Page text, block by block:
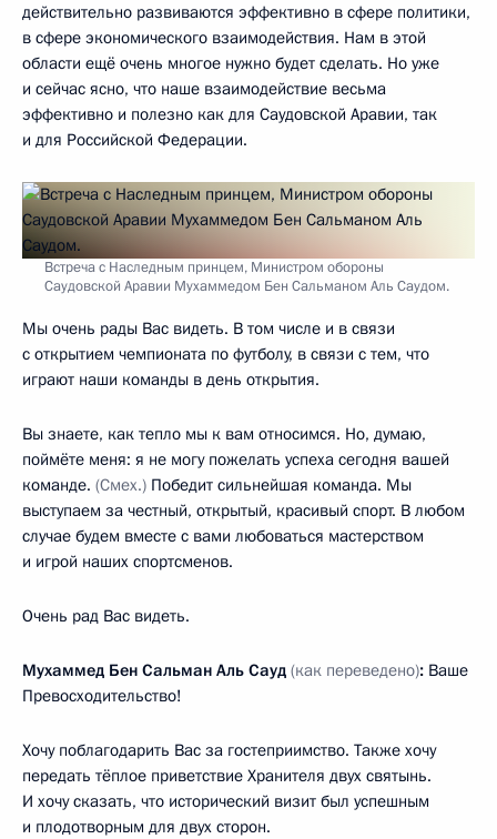
действительно развиваются эффективно в сфере политики,
в сфере экономического взаимодействия. Нам в этой
области ещё очень многое нужно будет сделать. Но уже
и сейчас ясно, что наше взаимодействие весьма
эффективно и полезно как для Саудовской Аравии, так
и для Российской Федерации.
Встреча с Наследным принцем, Министром обороны
Саудовской Аравии Мухаммедом Бен Сальманом Аль Саудом.
Мы очень рады Вас видеть. В том числе и в связи
с открытием чемпионата по футболу, в связи с тем, что
играют наши команды в день открытия.
Вы знаете, как тепло мы к вам относимся. Но, думаю,
поймёте меня: я не могу пожелать успеха сегодня вашей
команде. (Смех.) Победит сильнейшая команда. Мы
выступаем за честный, открытый, красивый спорт. В любом
случае будем вместе с вами любоваться мастерством
и игрой наших спортсменов.
Очень рад Вас видеть.
Мухаммед Бен Сальман Аль Сауд (как переведено): Ваше
Превосходительство!
Хочу поблагодарить Вас за гостеприимство. Также хочу
передать тёплое приветствие Хранителя двух святынь.
И хочу сказать, что исторический визит был успешным
и плодотворным для двух сторон.